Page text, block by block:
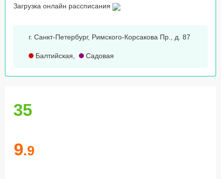
Загрузка онлайн рассписания
г. Санкт-Петербург, Римского-Корсакова Пр., д. 87
Балтийская, Садовая
35
9.9